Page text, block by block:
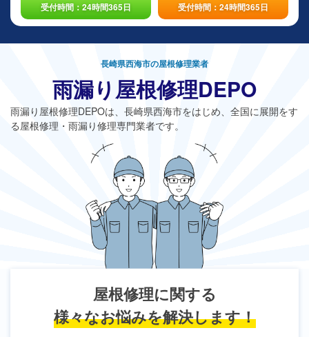
受付時間：24時間365日 受付時間：24時間365日
長崎県西海市の屋根修理業者
雨漏り屋根修理DEPO
雨漏り屋根修理DEPOは、長崎県西海市をはじめ、全国に展開をす
る屋根修理・雨漏り修理専門業者です。
屋根修理に関する
様々なお悩みを解決します！